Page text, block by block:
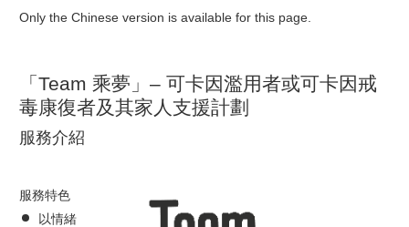
Only the Chinese version is available for this page.
「Team 乘夢」– 可卡因濫用者或可卡因戒
毒康復者及其家人支援計劃
服務介紹
服務特色
以情緒